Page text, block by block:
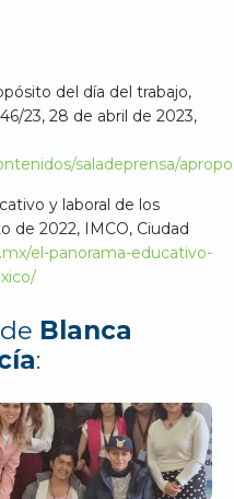
del día del trabajo,
23, 28 de abril de 2023,
saladeprensa/
y laboral de los
de 2022, IMCO, Ciudad
el-panorama-educativo-
Blanca
: